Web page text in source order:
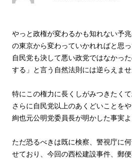
やっと政権が変わるかも知れない予
の東京から変わっていかれればと思っ
自民党も決して悪い政党ではなかっ
する」と言う自然法則には逆らえませ
特にこの権力に長くしがみつきたく
さらに自民党以上のあくどいことを
絢也元公明党委員長が明かした事実よ
ただ恐るべきは既に検察、警視庁に
せており、今回の西松建設事件、郵